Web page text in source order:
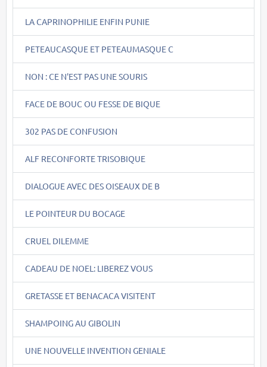
LA CAPRINOPHILIE ENFIN PUNIE
PETEAUCASQUE ET PETEAUMASQUE C
NON : CE N'EST PAS UNE SOURIS
FACE DE BOUC OU FESSE DE BIQUE
302 PAS DE CONFUSION
ALF RECONFORTE TRISOBIQUE
DIALOGUE AVEC DES OISEAUX DE B
LE POINTEUR DU BOCAGE
CRUEL DILEMME
CADEAU DE NOEL: LIBEREZ VOUS
GRETASSE ET BENACACA VISITENT
SHAMPOING AU GIBOLIN
UNE NOUVELLE INVENTION GENIALE